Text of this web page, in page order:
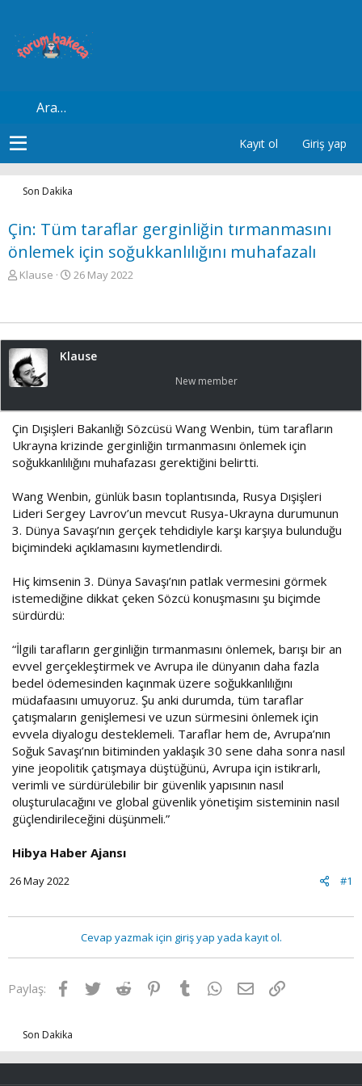
Kayıt ol Giriş yap
Son Dakika
Çin: Tüm taraflar gerginliğin tırmanmasını
önlemek için soğukkanlılığını muhafazalı
K
u
b
a
ş
t
a
n
Klause
B
g
i
h
26 May 2022
Klause
New member
Çin Dışişleri Bakanlığı Sözcüsü Wang Wenbin, tüm tarafların
Ukrayna krizinde gerginliğin tırmanmasını önlemek için
soğukkanlılığını muhafazası gerektiğini belirtti.
Wang Wenbin, günlük basın toplantısında, Rusya Dışişleri
Lideri Sergey Lavrov’un mevcut Rusya-Ukrayna durumunun
3. Dünya Savaşı’nın gerçek tehdidiyle karşı karşıya bulunduğu
biçimindeki açıklamasını kıymetlendirdi.
Hiç kimsenin 3. Dünya Savaşı’nın patlak vermesini görmek
istemediğine dikkat çeken Sözcü konuşmasını şu biçimde
sürdürdü:
“İlgili tarafların gerginliğin tırmanmasını önlemek, barışı bir an
evvel gerçekleştirmek ve Avrupa ile dünyanın daha fazla
bedel ödemesinden kaçınmak üzere soğukkanlılığını
müdafaasını umuyoruz. Şu anki durumda, tüm taraflar
çatışmaların genişlemesi ve uzun sürmesini önlemek için
evvela diyalogu desteklemeli. Taraflar hem de, Avrupa’nın
Soğuk Savaşı’nın bitiminden yaklaşık 30 sene daha sonra nasıl
yine jeopolitik çatışmaya düştüğünü, Avrupa için istikrarlı,
verimli ve sürdürülebilir bir güvenlik yapısının nasıl
oluşturulacağını ve global güvenlik yönetişim sisteminin nasıl
güçlendirileceğini düşünmeli.”
Hibya Haber Ajansı
#1
26 May 2022
Cevap yazmak için giriş yap yada kayıt ol.
Paylaş: Facebook
TwitterReddit Pinterest
Tumblr WhatsApp
E-postaLink
Son Dakika